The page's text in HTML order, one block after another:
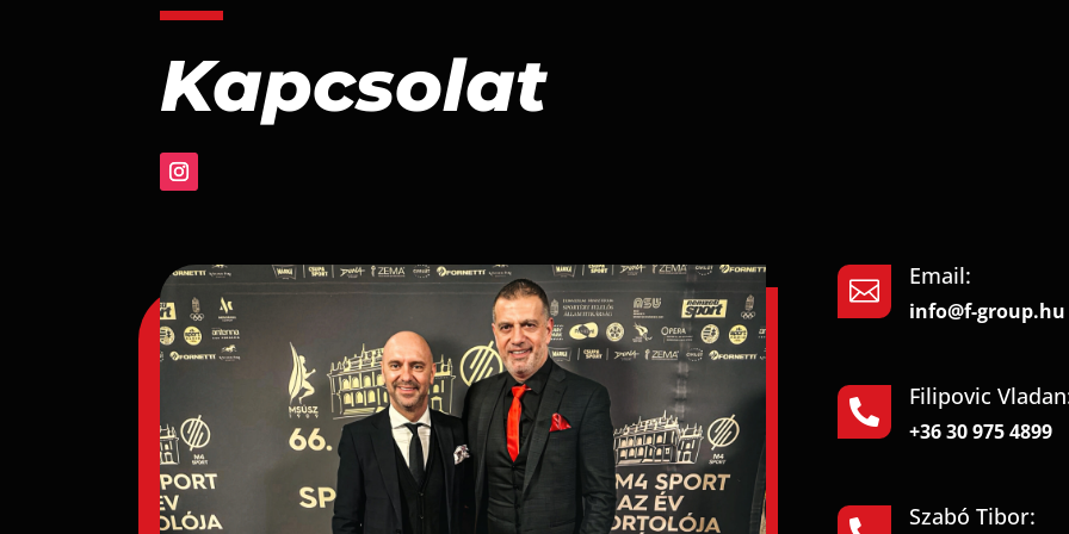
Kapcsolat

Email:
info@f-group.hu

Filipovic
+36 30 975 4899
Szabó Tibor: